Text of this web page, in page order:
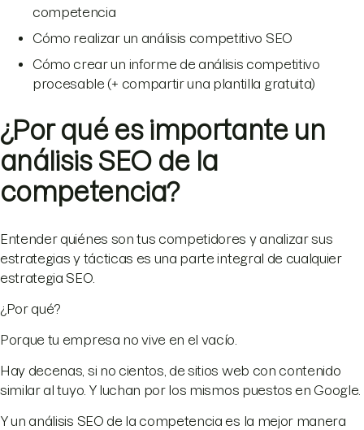
competencia
Cómo realizar un análisis competitivo SEO
Cómo crear un informe de análisis competitivo
procesable (+ compartir una plantilla gratuita)
¿Por qué es importante un
análisis SEO de la
competencia?
Entender quiénes son tus competidores y analizar sus
estrategias y tácticas es una parte integral de cualquier
estrategia SEO.
¿Por qué?
Porque tu empresa no vive en el vacío.
Hay decenas, si no cientos, de sitios web con contenido
similar al tuyo. Y luchan por los mismos puestos en Google.
Y un análisis SEO de la competencia es la mejor manera